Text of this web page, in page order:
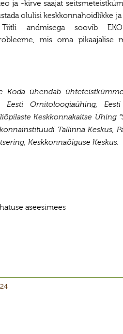
ja -kirve saajat
olulisi keskkonnahoidlikke
andmisega soovib EKO
mis oma pikaajalise
Koda ühendab
Eesti Ornitoloogiaühing,
Keskkonnakaitse Ühing
Tallinna Keskus,
Keskkonnaõiguse Keskus.
aseesimees